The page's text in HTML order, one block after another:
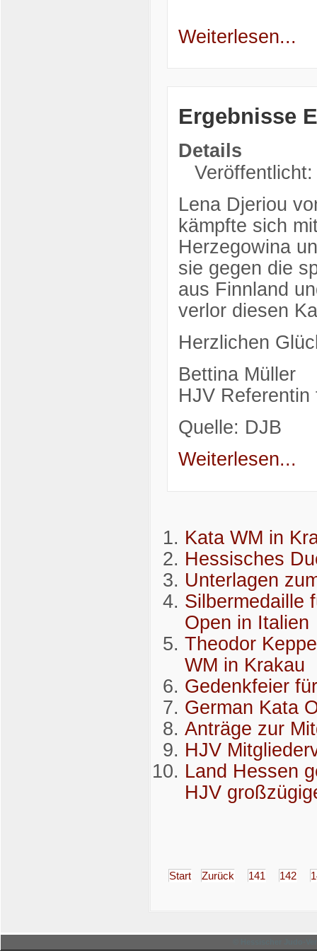
Weiterlesen...
Ergebnisse
Details
Lena Djeriou
kämpfte sich
Herzegowina
sie gegen die
aus Finnland
verlor diesen
Herzlichen
Bettina Müller
HJV
Quelle: DJB
Weiterlesen...
Kata WM in
Hessisches
Unterlagen
Silbermedaille
Open in Italien
Theodor
WM in Krakau
Gedenkfeier
German Kata
Anträge zur
HJV
Land Hessen
HJV
Start Zurück 141 142